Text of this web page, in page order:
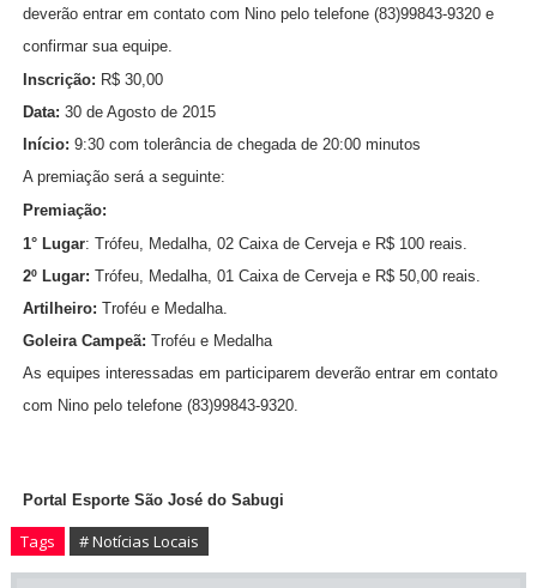
deverão entrar em contato com Nino pelo telefone (83)99843-9320 e
confirmar sua equipe.
Inscrição: R$ 30,00
Data: 30 de Agosto de 2015
Início: 9:30 com tolerância de chegada de 20:00 minutos
A premiação será a seguinte:
Premiação:
1° Lugar: Trófeu, Medalha, 02 Caixa de Cerveja e R$ 100 reais.
2º Lugar: Trófeu, Medalha, 01 Caixa de Cerveja e R$ 50,00 reais.
Artilheiro: Troféu e Medalha.
Goleira Campeã: Troféu e Medalha
As equipes interessadas em participarem deverão entrar em contato
com Nino pelo telefone (83)99843-9320.
Portal Esporte São José do Sabugi
Tags # Notícias Locais